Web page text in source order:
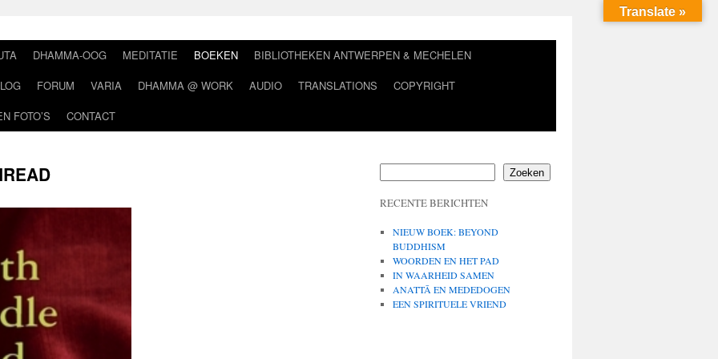
DHAMMA-OOG MEDITATIE BOEKEN
BIBLIOTHEKEN ANTWERPEN & MECHELEN
FORUM VARIA DHAMMA @ WORK AUDIO TRANSLATIONS
COPYRIGHT
FOTO’S CONTACT
Zoeken
RECENTE BERICHTEN
NIEUW BOEK: BEYOND
BUDDHISM
WOORDEN EN HET PAD
IN WAARHEID SAMEN
ANATTĀ EN MEDEDOGEN
EEN SPIRITUELE VRIEND
Translate »